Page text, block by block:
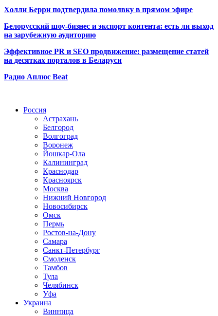
Холли Берри подтвердила помолвку в прямом эфире
Белорусский шоу-бизнес и экспорт контента: есть ли выход
на зарубежную аудиторию
Эффективное PR и SEO продвижение: размещение статей
на десятках порталов в Беларуси
Радио Аплюс Beat
Россия
Астрахань
Белгород
Волгоград
Воронеж
Йошкар-Ола
Калининград
Краснодар
Красноярск
Москва
Нижний Новгород
Новосибирск
Омск
Пермь
Ростов-на-Дону
Самара
Санкт-Петербург
Смоленск
Тамбов
Тула
Челябинск
Уфа
Украина
Винница